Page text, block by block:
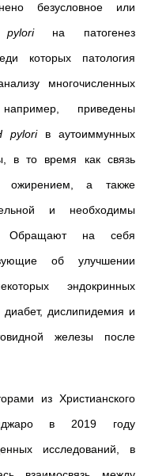
безусловное или
на
патогенез
которых патология
многочисленных
приведены
pyloriв аутоиммунных
в то время как связь
ожирением, а также
и необходимы
Обращают на себя
об улучшении
эндокринных
диабет, дислипидемия и
железы после
из Христианского
в 2019 году
исследований, в